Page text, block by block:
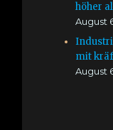
höher
August
mit
August